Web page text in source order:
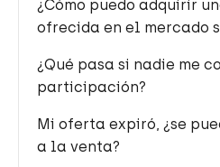
¿Cómo puedo adquirir
ofrecida en el mercado
¿Qué pasa si nadie me
participación?
Mi oferta expiró, ¿se
a la venta?